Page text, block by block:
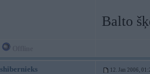
Balto
shibernieks 12. Jan 2006,